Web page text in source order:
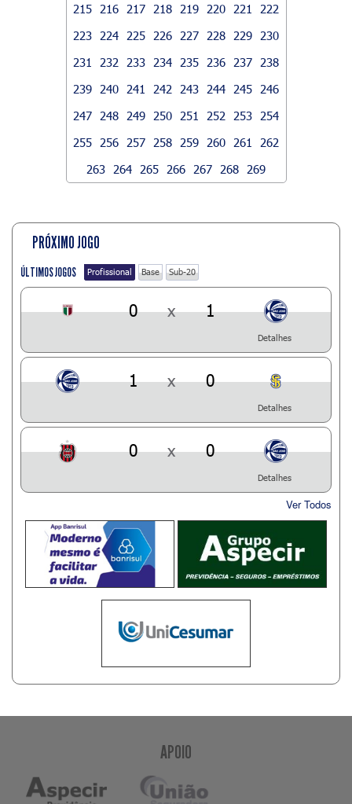
215
216 217 218 219 220 221
222
223
224 225 226 227 228 229
230
231
232 233 234 235 236 237
238
239
240 241 242 243 244 245
246
247
248 249 250 251 252 253
254
255
256 257 258 259 260 261
262
263
264 265 266 267 268 269
PRÓXIMO JOGO
ÚLTIMOS JOGOS Profissional Base Sub-20
0 x 1
Detalhes
1 x 0
Detalhes
0 x 0
Detalhes
Ver Todos
APOIO